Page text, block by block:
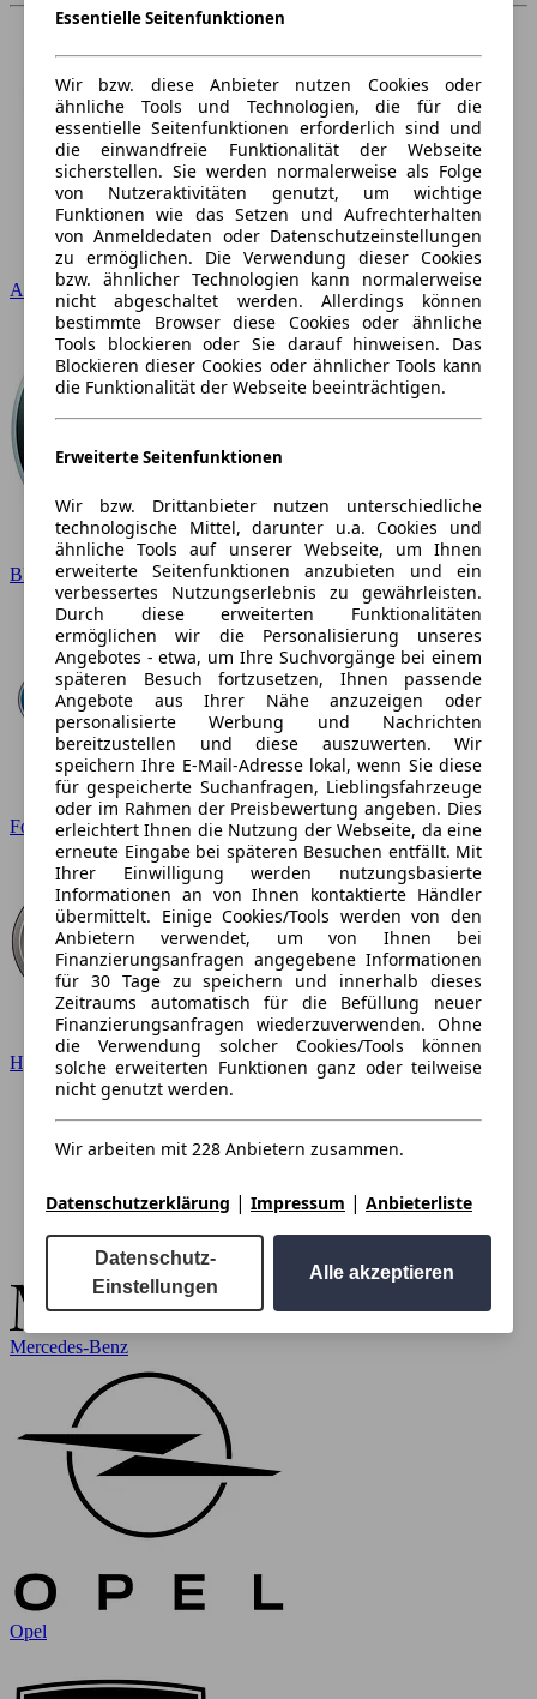
Audi
BMW
Ford
Hyundai
Mercedes-Benz
Opel
Essentielle Seitenfunktionen
Wir bzw. diese Anbieter nutzen Cookies oder
ähnliche Tools und Technologien, die für die
essentielle Seitenfunktionen erforderlich sind und
die einwandfreie Funktionalität der Webseite
sicherstellen. Sie werden normalerweise als Folge
von Nutzeraktivitäten genutzt, um wichtige
Funktionen wie das Setzen und Aufrechterhalten
von Anmeldedaten oder Datenschutzeinstellungen
zu ermöglichen. Die Verwendung dieser Cookies
bzw. ähnlicher Technologien kann normalerweise
nicht abgeschaltet werden. Allerdings können
bestimmte Browser diese Cookies oder ähnliche
Tools blockieren oder Sie darauf hinweisen. Das
Blockieren dieser Cookies oder ähnlicher Tools kann
die Funktionalität der Webseite beeinträchtigen.
Erweiterte Seitenfunktionen
Wir bzw. Drittanbieter nutzen unterschiedliche
technologische Mittel, darunter u.a. Cookies und
ähnliche Tools auf unserer Webseite, um Ihnen
erweiterte Seitenfunktionen anzubieten und ein
verbessertes Nutzungserlebnis zu gewährleisten.
Durch diese erweiterten Funktionalitäten
ermöglichen wir die Personalisierung unseres
Angebotes - etwa, um Ihre Suchvorgänge bei einem
späteren Besuch fortzusetzen, Ihnen passende
Angebote aus Ihrer Nähe anzuzeigen oder
personalisierte Werbung und Nachrichten
bereitzustellen und diese auszuwerten. Wir
speichern Ihre E-Mail-Adresse lokal, wenn Sie diese
für gespeicherte Suchanfragen, Lieblingsfahrzeuge
oder im Rahmen der Preisbewertung angeben. Dies
erleichtert Ihnen die Nutzung der Webseite, da eine
erneute Eingabe bei späteren Besuchen entfällt. Mit
Ihrer Einwilligung werden nutzungsbasierte
Informationen an von Ihnen kontaktierte Händler
übermittelt. Einige Cookies/Tools werden von den
Anbietern verwendet, um von Ihnen bei
Finanzierungsanfragen angegebene Informationen
für 30 Tage zu speichern und innerhalb dieses
Zeitraums automatisch für die Befüllung neuer
Finanzierungsanfragen wiederzuverwenden. Ohne
die Verwendung solcher Cookies/Tools können
solche erweiterten Funktionen ganz oder teilweise
nicht genutzt werden.
Wir arbeiten mit 228 Anbietern zusammen.
Datenschutzerklärung | Impressum | Anbieterliste
Datenschutz-
Einstellungen
Alle akzeptieren